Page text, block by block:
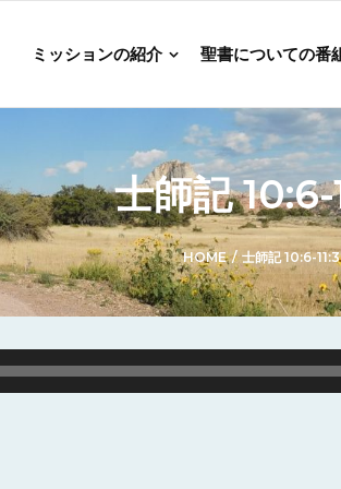
ミッションの紹介 聖書についての番
士師記 10:6-
HOME/ 士師記 10:6-